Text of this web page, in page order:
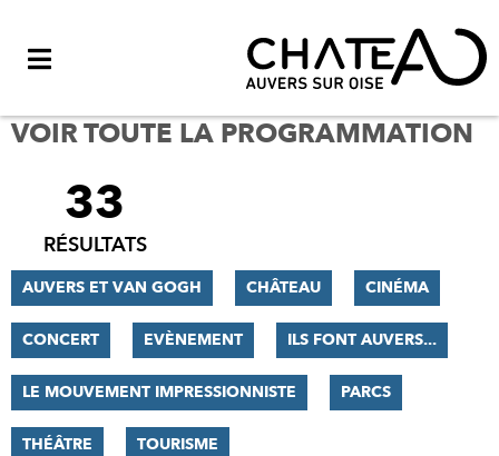
VOIR TOUTE LA PROGRAMMATION
FILTRER
RÉSULTATS
33
RÉSULTATS
AUVERS ET VAN GOGH CHÂTEAU CINÉMA
CONCERT EVÈNEMENT ILS FONT AUVERS...
LE MOUVEMENT IMPRESSIONNISTE PARCS
THÉÂTRE TOURISME